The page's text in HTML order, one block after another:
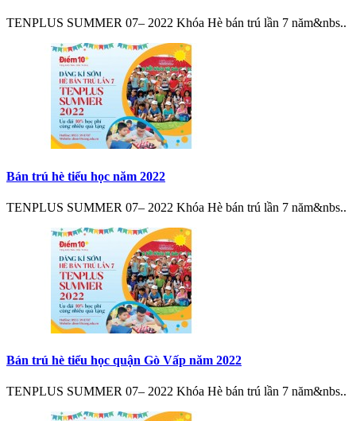
TENPLUS SUMMER 07– 2022 Khóa Hè bán trú lần 7 năm&nbs..
Bán trú hè tiểu học năm 2022
TENPLUS SUMMER 07– 2022 Khóa Hè bán trú lần 7 năm&nbs..
Bán trú hè tiểu học quận Gò Vấp năm 2022
TENPLUS SUMMER 07– 2022 Khóa Hè bán trú lần 7 năm&nbs..